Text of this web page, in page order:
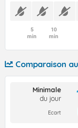
5
min
10
min
Comparaison
Minimale
du jour
Ecart